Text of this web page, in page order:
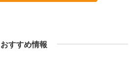
おすすめ情報